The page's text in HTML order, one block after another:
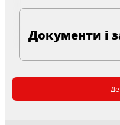
Документи і